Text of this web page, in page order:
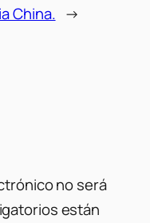
China. →
no será
están